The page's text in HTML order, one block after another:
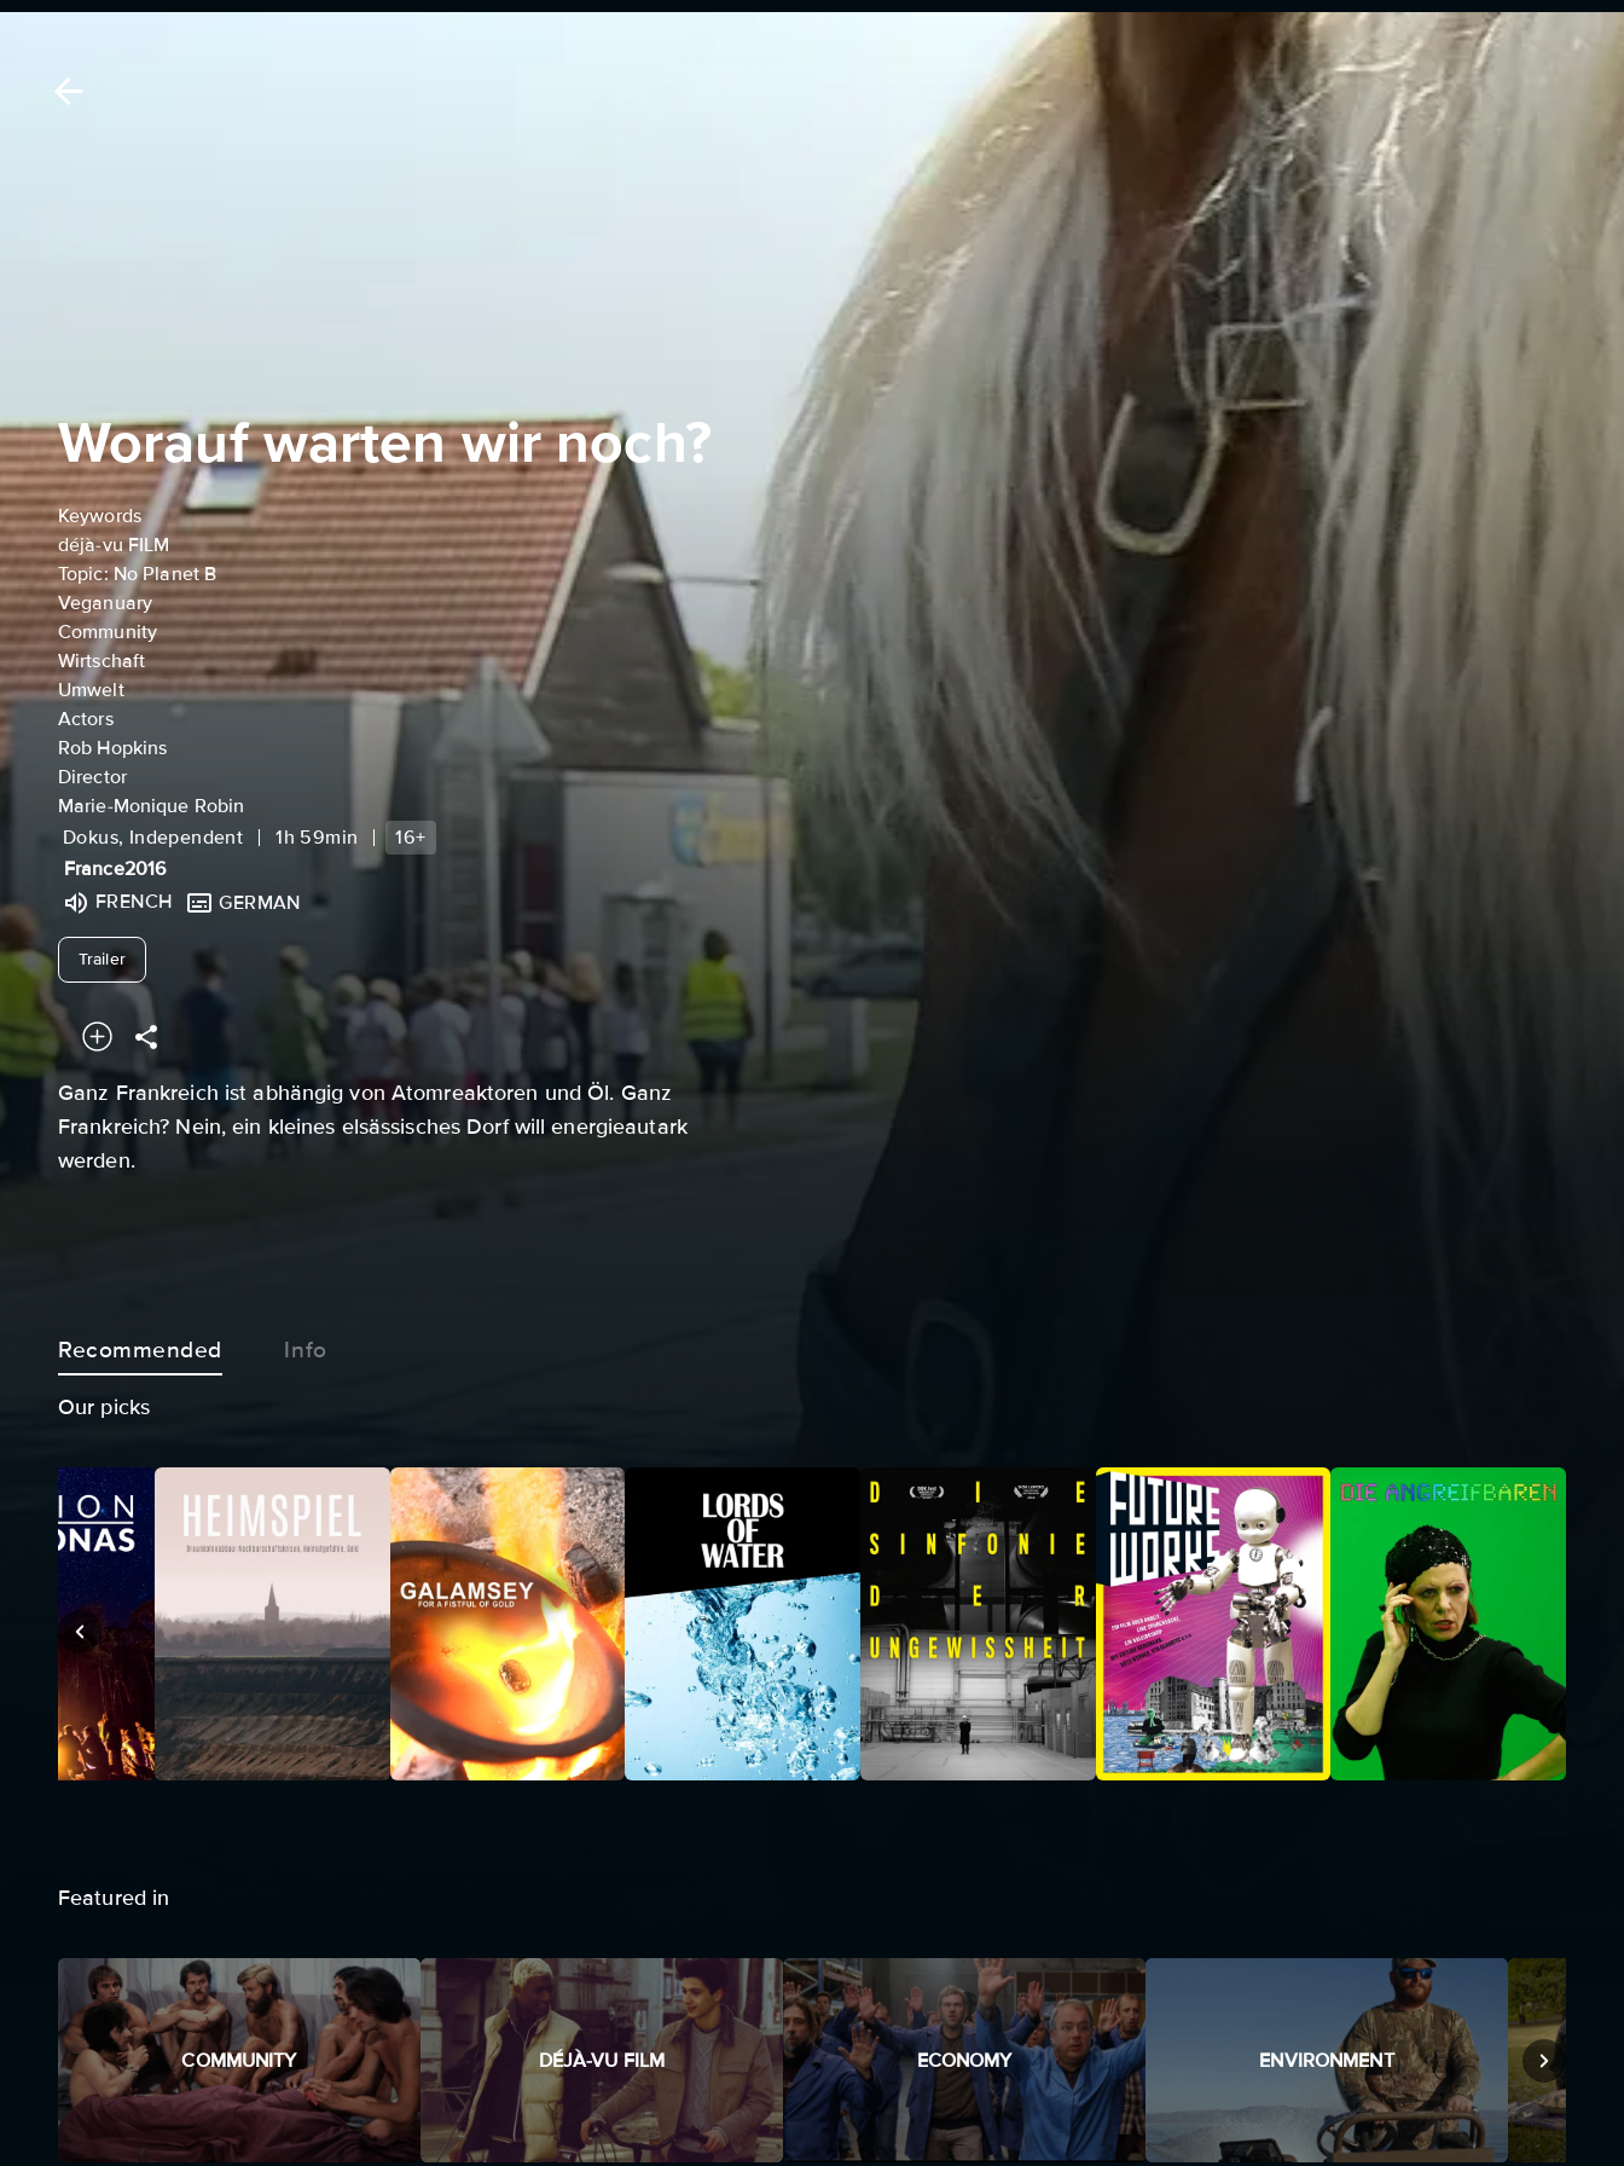
Worauf warten wir noch?
Keywords
déjà-vu FILM
Topic: No Planet B
Veganuary
Community
Wirtschaft
Umwelt
Actors
Rob Hopkins
Director
Marie-Monique Robin
Dokus, Independent
1h 59min
16+
France2016
FRENCH
GERMAN
Trailerundefined
Ganz Frankreich ist abhängig von Atomreaktoren und Öl. Ganz
Frankreich? Nein, ein kleines elsässisches Dorf will energieautark
werden.
Recommended Info
Our picks
Featured in
COMMUNITY DÉJÀ-VU FILM ECONOMY ENVIRONMENT